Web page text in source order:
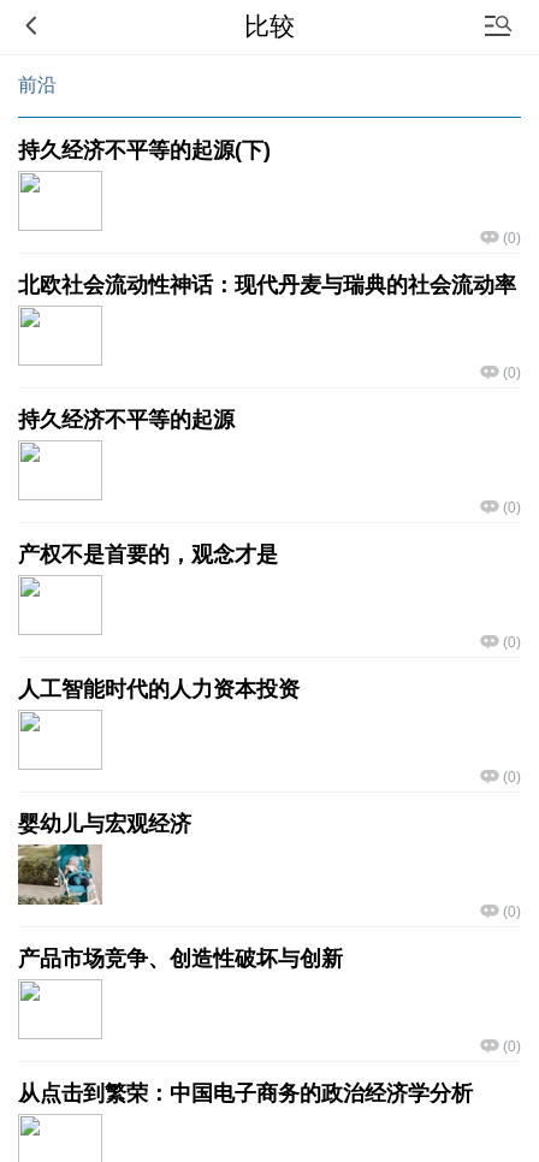
比较
前沿
持久经济不平等的起源(下)
(0)
北欧社会流动性神话：现代丹麦与瑞典的社会流动率
(0)
持久经济不平等的起源
(0)
产权不是首要的，观念才是
(0)
人工智能时代的人力资本投资
(0)
婴幼儿与宏观经济
(0)
产品市场竞争、创造性破坏与创新
(0)
从点击到繁荣：中国电子商务的政治经济学分析